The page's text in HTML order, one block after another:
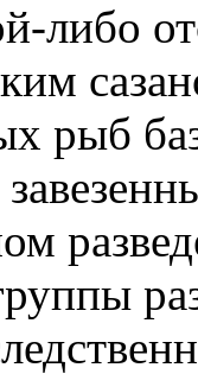
либо
рыб